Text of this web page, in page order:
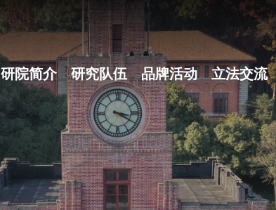
研院简介
研院概况
组织体系
现任领导
行政机构
研究队伍
博士后团队
品牌活动
之江立法论坛
地方立法十大...
名家讲坛
立法沙龙
立法交流
名家访
讲坛实
学科培